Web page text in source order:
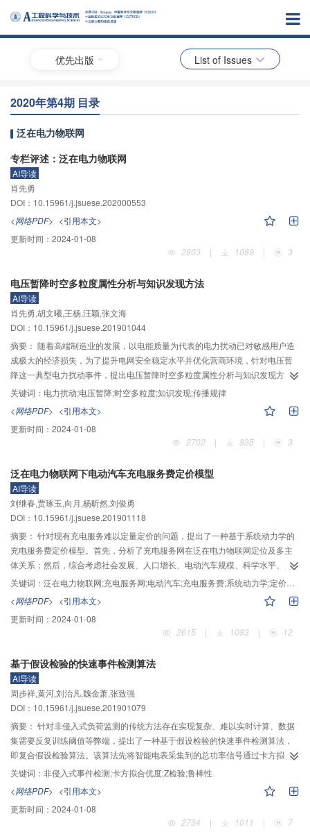
优先出版 List of Issues
2020年第4期 目录
泛在电力物联网
专栏评述：泛在电力物联网
AI导读
肖先勇
DOI：10.15961/j.jsuese.202000553
<网络PDF> <引用本文>
更新时间： 2024-01-08
2903
| 1089 | 3
电压暂降时空多粒度属性分析与知识发现方法
AI导读
肖先勇,胡文曦,王杨,汪颖,张文海
DOI：10.15961/j.jsuese.201901044
摘要： 随着高端制造业的发展，以电能质量为代表的电力扰动已对敏感用户造
成极大的经济损失，为了提升电网安全稳定水平并优化营商环境，针对电压暂
降这一典型电力扰动事件，提出电压暂降时空多粒度属性分析与知识发现方
法。由于传统电力扰动分析方法依赖机理分析与精确建模，难以处理包含多不
确定因素的复杂问题，从复杂问题认知规律的角度出发，提出“数据—特征—指
标—信息—知识”所构成的递进认知架构，作为解决复杂问题的一般思路。在此
基础上，通过电压暂降时空多粒度属性分析对不同时空尺度下的暂降相关属性
进行拓展，克服了传统方法仅从单一粒度分析问题造成暂降信息缺失的问题。
响，通过粒度约简挖掘监测数据背后蕴藏的电压暂降影响程度与电网结构属性
之间的关联关系，推导发现电压暂降传播规律。通过仿真和实测数据对本文方
法的有效性和可靠性进行了验证，本文方法可适用于包含多不确定因素的复杂
问题，有助于突破电力扰动相关的诸多技术瓶颈。
关键词： 电力扰动;电压暂降;时空多粒度;知识发现;传播规律
<网络PDF> <引用本文>
更新时间： 2024-01-08
2702
| 835 | 3
泛在电力物联网下电动汽车充电服务费定价模型
AI导读
刘继春,贾琢玉,向月,杨昕然,刘俊勇
DOI：10.15961/j.jsuese.201901118
摘要： 针对现有充电服务难以定量定价的问题，提出了一种基于系统动力学的
充电服务费定价模型。首先，分析了充电服务网在泛在电力物联网定位及多主
体关系；然后，综合考虑社会发展、人口增长、电动汽车规模、科学水平、充
电桩数量、建设成本等多维因素，量化多维因素之间的因果关系，由此建立充
电服务费定价的系统动力学模型，得到充电服务费价格未来的变化趋势，并分
析不同因素对充电服务费价格的影响。根据设置的参数值和不同场景，对充电
服务费价格和变化趋势进行仿真。仿真结果发现：在算例场景设置条件下，电
动汽车充电服务费的变化曲线呈现V型，前期阶段充电服务费价格逐渐降低至最
府补贴的不断衰减、充电服务网络进一步完善，新增充电设施增加了建设成
本；后期充电服务费变化逐渐稳定，基础设施的建设成本成为影响充电服务费
最主要的因素，充电量的变化在一定程度上也会影响充电服务费的定价。本文
为充电服务定价问题提供了一种具有可操作性的宏观动力学定量分析模型，为
未来充电服务网运营与规划提供了参考。
关键词： 泛在电力物联网;充电服务网;电动汽车;充电服务费;系统动力学;定价模型
<网络PDF> <引用本文>
更新时间： 2024-01-08
2615
| 1083 | 12
基于假设检验的快速事件检测算法
AI导读
周步祥,黄河,刘治凡,魏金萧,张致强
DOI：10.15961/j.jsuese.201901079
摘要： 针对非侵入式负荷监测的传统方法存在实现复杂、难以实时计算、数据
集需要反复训练阈值等弊端，提出了一种基于假设检验的快速事件检测算法，
即复合假设检验算法。该算法先将智能电表采集到的总功率信号通过卡方拟合
优度检验找出可能存在事件发生的时间点；然后，对前后两个窗口使用Z检验，
只针对可疑点进行事件检验，进而由测试结果确定是否存在事件的发生，运算
简单迅速。在BLUED数据集上进行了复合假设检验算法与标准卡方拟合优度检
验方法的事件检测性能仿真对比实验。由实验结果可知：本文算法对不同基负
载的检测结果具有稳定性与鲁棒性；本文算法在精确识别开关事件的同时，还
关键词： 非侵入式事件检测;卡方拟合优度;Z检验;鲁棒性
<网络PDF> <引用本文>
更新时间： 2024-01-08
2734
| 1011 | 7